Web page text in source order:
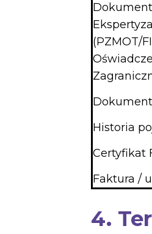
Dokument
(PZMOT/
Historia
Certyfikat
Faktura /
4.